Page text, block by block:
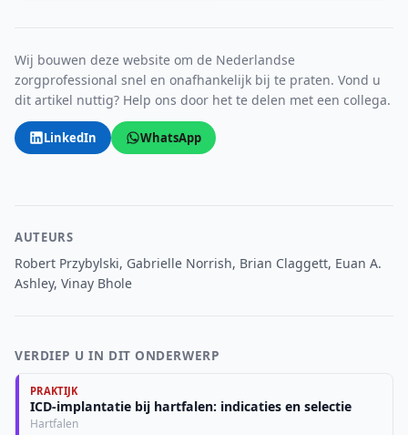
Wij bouwen deze website om de Nederlandse
zorgprofessional snel en onafhankelijk bij te praten. Vond u
dit artikel nuttig? Help ons door het te delen met een collega.
LinkedIn WhatsApp
AUTEURS
Robert Przybylski, Gabrielle Norrish, Brian Claggett, Euan A.
Ashley, Vinay Bhole
VERDIEP U IN DIT ONDERWERP
PRAKTIJK
ICD-implantatie bij hartfalen: indicaties en selectie
Hartfalen